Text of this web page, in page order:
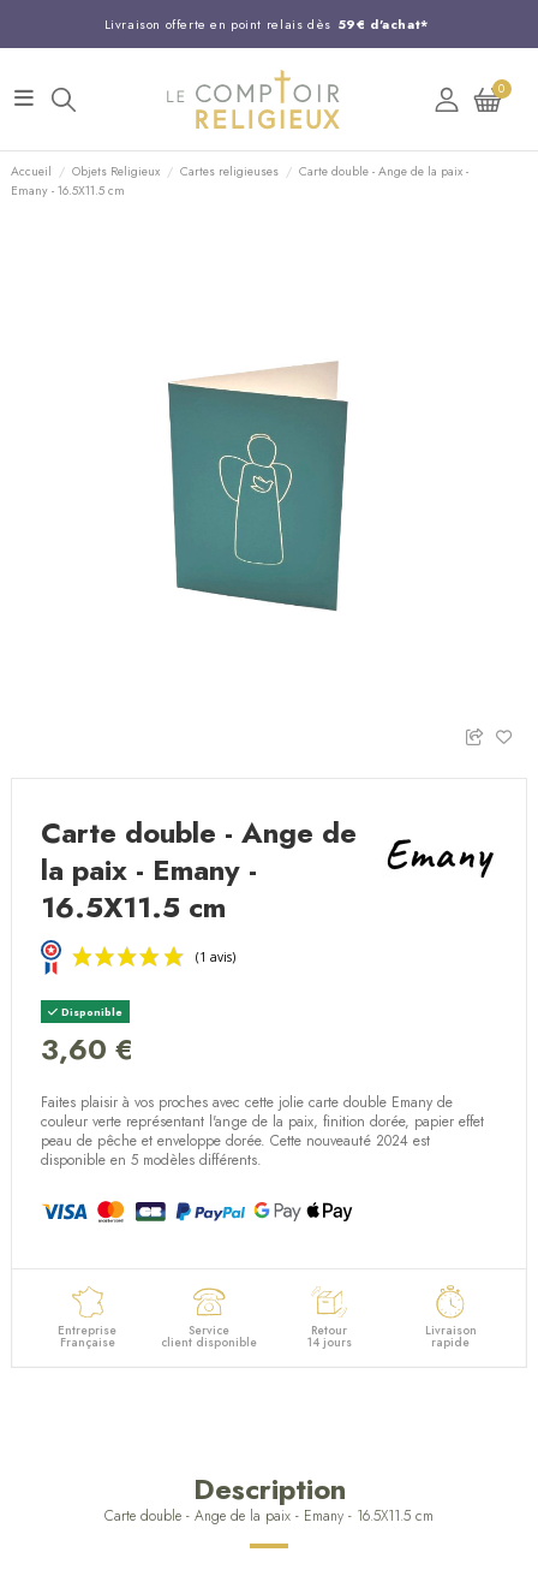
Livraison offerte en point relais dès 59€ d'achat*
Entreprise Française familiale
Support client disponible au 03 20 24 74 15
Commandez avant 14H, expédition le jour même !
0
Accueil Objets Religieux Cartes religieuses
Carte double - Ange de la paix -
Emany - 16.5X11.5 cm
Carte double - Ange de
la paix - Emany -
16.5X11.5 cm
(1 avis)
Disponible
3,60 €
Faites plaisir à vos proches avec cette jolie carte double Emany de
couleur verte représentant l'ange de la paix, finition dorée, papier effet
peau de pêche et enveloppe dorée. Cette nouveauté 2024 est
disponible en 5 modèles différents.
Entreprise
Française
Service
client disponible
Retour
14 jours
Livraison
rapide
Description
Carte double - Ange de la paix - Emany - 16.5X11.5 cm